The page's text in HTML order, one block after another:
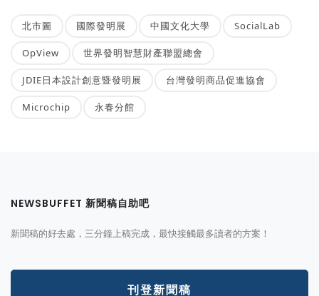
北市圖 國際發明展 中國文化大學 SocialLab
OpView 世界發明智慧財產聯盟總會
JDIE日本設計創意暨發明展 台灣發明商品促進協會
Microchip 永春分館
NEWSBUFFET 新聞稿自助吧
新聞稿的好去處，三分鐘上稿完成，最快接觸最多讀者的方案！
刊登新聞稿